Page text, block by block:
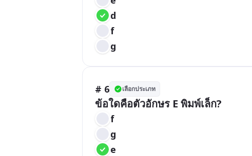
d
f
g
# 6 เลือกประเภท
ข้อใดคือตัวอักษร E พิมพ์เล็ก?
f
g
e